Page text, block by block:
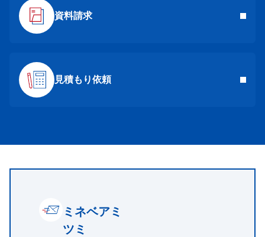
資料請求
見積もり依頼
ミネベアミ
ツミ